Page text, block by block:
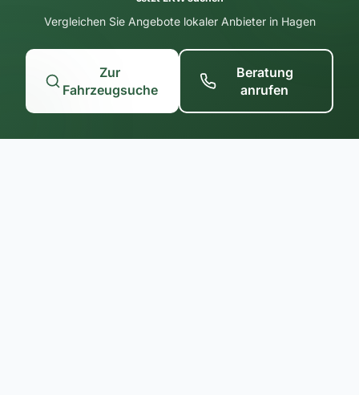
Vergleichen Sie Angebote lokaler Anbieter in Hagen
Zur
Fahrzeugsuche
Beratung
anrufen